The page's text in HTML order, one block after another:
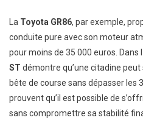
La Toyota GR86, par exemple,
conduite pure avec son moteur
pour moins de 35 000 euros. Dans
ST démontre qu’une citadine
bête de course sans dépasser les
prouvent qu’il est possible de
sans compromettre sa stabilité